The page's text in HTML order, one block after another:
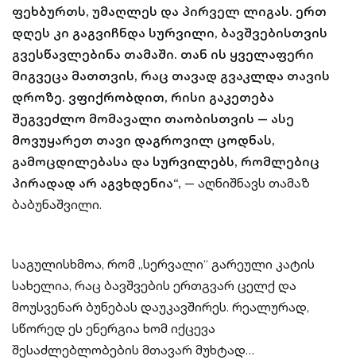
ფეხბურთს, უმაღლეს და პირველ ლიგას. ერთ
დღეს კი გაგვიჩნდა სურვილი, ბავშვებისთვის
გვესწავლებინა თამაში. თან ის ყველაფერი
მიგვეცა მათთვის, რაც თავად გვაკლდა თავის
დროზე. ვფიქრობდით, რისი გაკეთება
შეგვეძლო მომავალი თაობისთვის — ასე
მოვუყარეთ თავი დაგროვილ ცოდნას,
გამოცდილებასა და სურვილებს, რომლებიც
პირადად არ აგვხდენია“, — აღნიშნავს თამაზ
ბაბუნაშვილი.
საგულისხმოა, რომ „სერვალი“ გარეული კატის
სახელია, რაც ბავშვების ერთგვარ ცელქ და
მოუსვენარ ბუნებას დაუკავშირეს. რეალურად,
სწორედ ეს ენერგია ხომ იქცევა
შესაძლებლობების მთავარ მუხტად…